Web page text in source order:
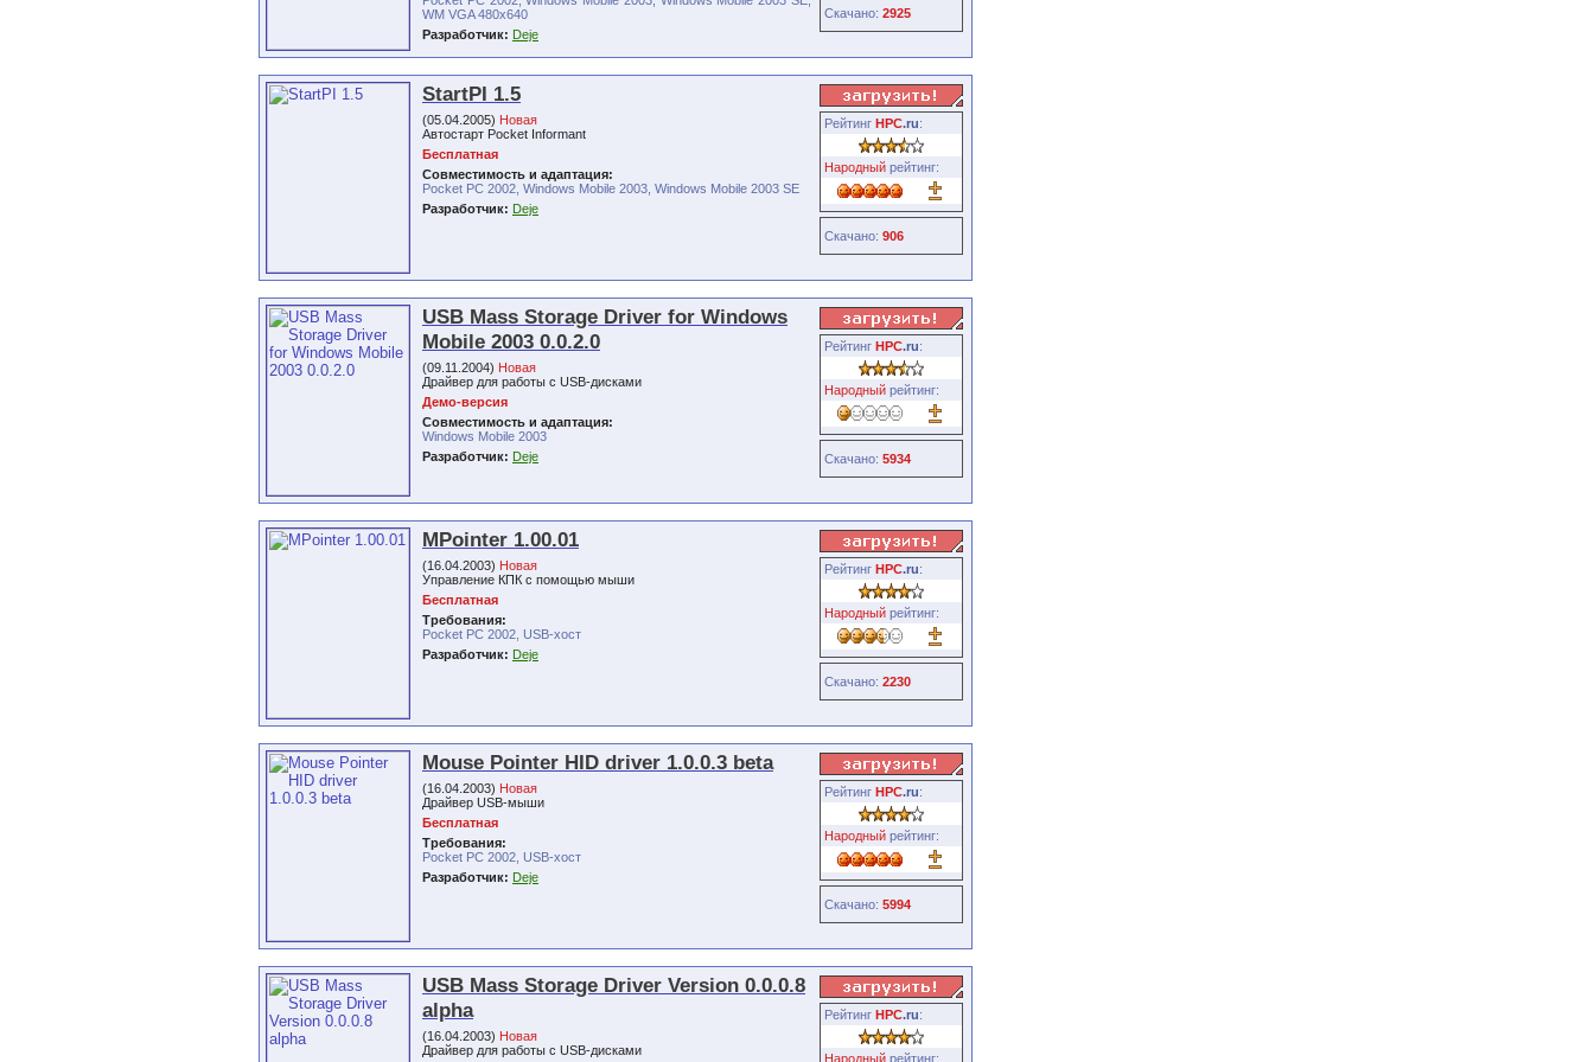
Скачано: 2925
WM VGA 480x640
Разработчик: Deje
Рейтинг HPC.ru:
Народный рейтинг:
Скачано: 906
StartPI 1.5
(05.04.2005) Новая
Автостарт Pocket Informant
Бесплатная
Совместимость и адаптация:
Pocket PC 2002, Windows Mobile 2003, Windows Mobile 2003 SE
Разработчик: Deje
Рейтинг HPC.ru:
Народный рейтинг:
Скачано: 5934
USB Mass Storage Driver for Windows
Mobile 2003 0.0.2.0
(09.11.2004) Новая
Драйвер для работы с USB-дисками
Демо-версия
Совместимость и адаптация:
Windows Mobile 2003
Разработчик: Deje
Рейтинг HPC.ru:
Народный рейтинг:
Скачано: 2230
MPointer 1.00.01
(16.04.2003) Новая
Управление КПК с помощью мыши
Бесплатная
Требования:
Pocket PC 2002, USB-хост
Разработчик: Deje
Рейтинг HPC.ru:
Народный рейтинг:
Скачано: 5994
Mouse Pointer HID driver 1.0.0.3 beta
(16.04.2003) Новая
Драйвер USB-мыши
Бесплатная
Требования:
Pocket PC 2002, USB-хост
Разработчик: Deje
Рейтинг HPC.ru:
Народный рейтинг:
USB Mass Storage Driver Version 0.0.0.8
alpha
(16.04.2003) Новая
Драйвер для работы с USB-дисками